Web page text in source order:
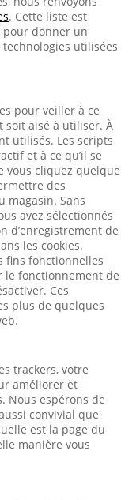
. Cette liste est
pour donner un
utilisées
pour veiller à ce
soit aisé à utiliser. À
utilisés. Les scripts
et à ce qu’il se
vous cliquez quelque
des
magasin. Sans
avez sélectionnés
d’enregistrement de
les cookies.
fins fonctionnelles
le fonctionnement de
Ces
plus de quelques
trackers, votre
améliorer et
Nous espérons de
convivial que
est la page du
manière vous